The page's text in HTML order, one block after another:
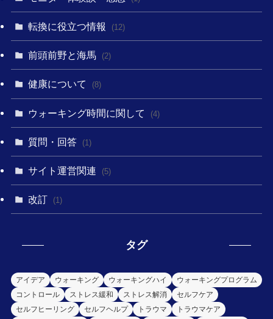
転換に役立つ情報 (12)
前頭前野と海馬 (2)
健康について (8)
ウォーキング時間に関して (4)
質問・回答 (1)
サイト運営関連 (5)
改訂 (1)
タグ
アイデア ウォーキング ウォーキングハイ
ウォーキングプログラム
コントロール
ストレス緩和 ストレス解消
セルフケア
セルフヒーリング
セルフヘルプ トラウマ
トラウマケア